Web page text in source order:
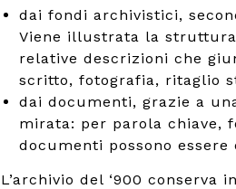
dai fondi archivistici,
Viene illustrata la
relative descrizioni che
scritto, fotografia, ritaglio
dai documenti, grazie a
mirata: per parola chiave,
documenti possono
L’archivio del ‘900